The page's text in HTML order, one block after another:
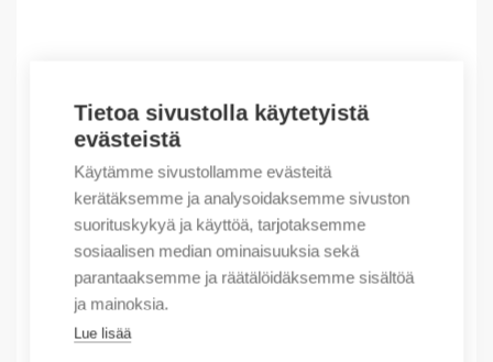
Tietoa sivustolla käytetyistä
evästeistä
Käytämme sivustollamme evästeitä
kerätäksemme ja analysoidaksemme sivuston
suorituskykyä ja käyttöä, tarjotaksemme
sosiaalisen median ominaisuuksia sekä
parantaaksemme ja räätälöidäksemme sisältöä
ja mainoksia.
Lue lisää
Outlet – Erikoishinnat
(X) Ex I/O EtherNet/IP Adapter
1131,80€/ myyntierä
Myyntierä sis. 1 kpl
Määrä
Määrä